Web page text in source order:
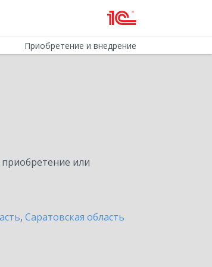
Приобретение и внедрение
или
, Саратовская область